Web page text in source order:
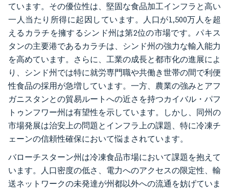
ています。その優位性は、堅固な食品加工インフラと高い
一人当たり所得に起因しています。人口が1,500万人を超
えるカラチを擁するシンド州は第2位の市場です。パキス
タンの主要港であるカラチは、シンド州の強力な輸入能力
を高めています。さらに、工業の成長と都市化の進展によ
り、シンド州では特に就労専門職や共働き世帯の間で利便
性食品の採用が急増しています。一方、農業の強みとアフ
ガニスタンとの貿易ルートへの近さを持つカイバル・パフ
トゥンフワー州は有望性を示しています。しかし、同州の
市場発展は治安上の問題とインフラ上の課題、特に冷凍チ
ェーンの信頼性確保において悩まされています。
バローチスターン州は冷凍食品市場において課題を抱えて
います。人口密度の低さ、電力へのアクセスの限定性、輸
送ネットワークの未発達が州都以外への流通を妨げていま